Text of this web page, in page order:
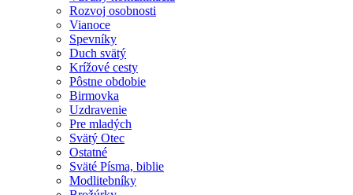
Rozvoj osobnosti
Vianoce
Spevníky
Duch svätý
Krížové cesty
Pôstne obdobie
Birmovka
Uzdravenie
Pre mladých
Svätý Otec
Ostatné
Sväté Písma, biblie
Modlitebníky